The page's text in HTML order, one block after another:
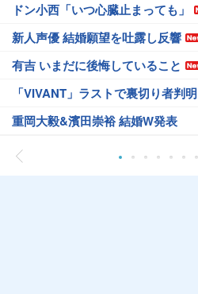
ドン小西「いつ心臓止まっても」
新人声優 結婚願望を吐露し反響
有吉 いまだに後悔していること
「VIVANT」ラストで裏切り者判明
重岡大毅&濱田崇裕 結婚W発表